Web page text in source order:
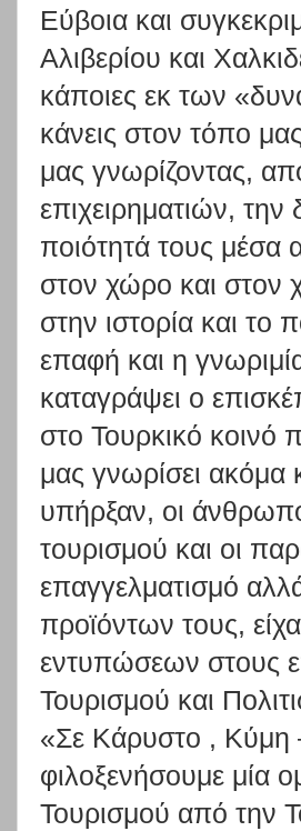
Εύβοια και
Αλιβερίου και
κάποιες εκ των
κάνεις στον τόπο
μας γνωρίζοντας,
επιχειρηματιών,
ποιότητά τους μέσα
στον χώρο και στον
στην ιστορία και το
επαφή και η
καταγράψει ο
στο Τουρκικό κοινό
μας γνωρίσει ακόμα
υπήρξαν, οι
τουρισμού και οι
επαγγελματισμό
προϊόντων τους,
εντυπώσεων στους
Τουρισμού και
«Σε Κάρυστο , Κύμη –
φιλοξενήσουμε μία
Τουρισμού από την